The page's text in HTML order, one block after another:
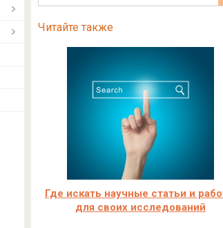
Читайте также
Где искать научные статьи и
для своих исследований